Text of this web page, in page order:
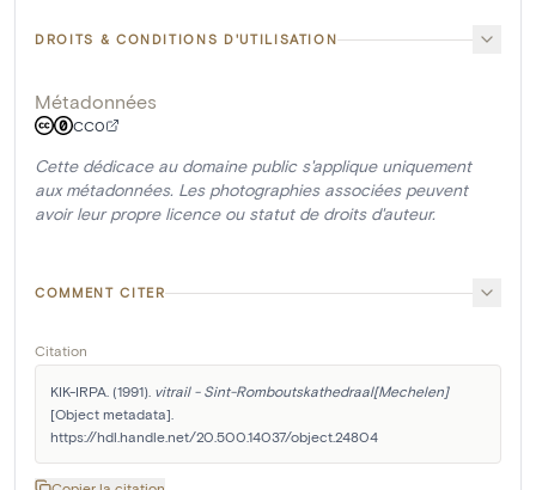
DROITS & CONDITIONS D'UTILISATION
Métadonnées
CC0
Cette dédicace au domaine public s'applique uniquement
aux métadonnées. Les photographies associées peuvent
avoir leur propre licence ou statut de droits d'auteur.
COMMENT CITER
Citation
KIK-IRPA. (1991). vitrail - Sint-Romboutskathedraal[Mechelen]
[Object metadata].
https://hdl.handle.net/20.500.14037/object.24804